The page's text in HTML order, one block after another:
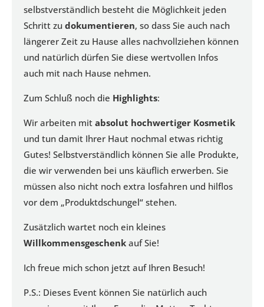
selbstverständlich besteht die Möglichkeit jeden
Schritt zu dokumentieren, so dass Sie auch nach
längerer Zeit zu Hause alles nachvollziehen können
und natürlich dürfen Sie diese wertvollen Infos
auch mit nach Hause nehmen.
Zum Schluß noch die Highlights:
Wir arbeiten mitabsolut hochwertiger Kosmetik
und tun damit Ihrer Haut nochmal etwas richtig
Gutes! Selbstverständlich können Sie alle Produkte,
die wir verwenden bei uns käuflich erwerben. Sie
müssen also nicht noch extra losfahren und hilflos
vor dem „Produktdschungel“ stehen.
Zusätzlich wartet noch ein kleines
Willkommensgeschenk auf Sie!
Ich freue mich schon jetzt auf Ihren Besuch!
P.S.: Dieses Event können Sie natürlich auch